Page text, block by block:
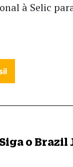
à Selic
Siga o